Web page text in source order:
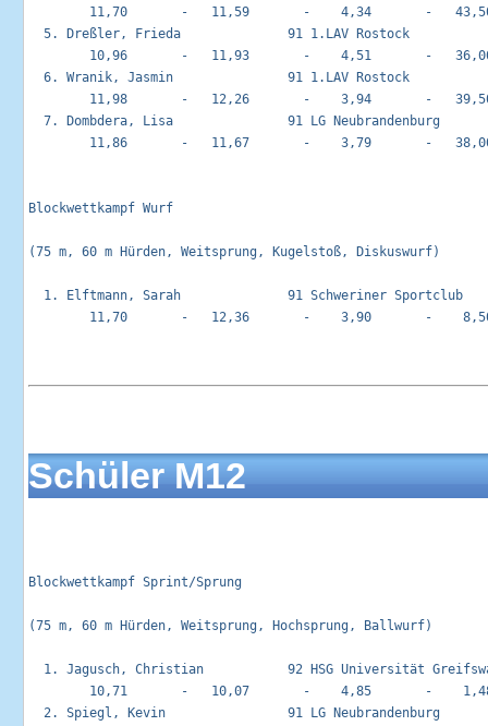
11,70       -   11,59       -    4,34       -
5. Dreßler, Frieda              91 1.LAV Rostock
10,96       -   11,93       -    4,51       -
6. Wranik, Jasmin               91 1.LAV Rostock
11,98       -   12,26       -    3,94       -
7. Dombdera, Lisa               91 LG Neubrandenburg
11,86       -   11,67       -    3,79       -
Blockwettkampf Wurf
(75 m, 60 m Hürden, Weitsprung, Kugelstoß, Diskuswurf)
1. Elftmann, Sarah              91 Schweriner Sportclub
11,70       -   12,36       -    3,90       -
Schüler M12
Blockwettkampf Sprint/Sprung
(75 m, 60 m Hürden, Weitsprung, Hochsprung, Ballwurf)
1. Jagusch, Christian           92 HSG Universität
10,71       -   10,07       -    4,85       -
2. Spiegl, Kevin                91 LG Neubrandenburg